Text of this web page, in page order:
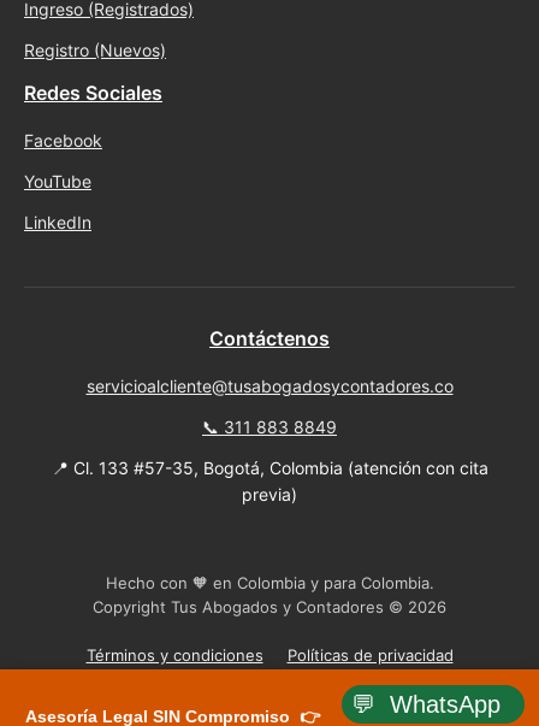
Ingreso (Registrados)
Registro (Nuevos)
Redes Sociales
Facebook
YouTube
LinkedIn
Contáctenos
servicioalcliente@tusabogadosycontadores.co
📞 311 883 8849
📍 Cl. 133 #57-35, Bogotá, Colombia (atención con cita
previa)
Hecho con 🧡 en Colombia y para Colombia.
Copyright Tus Abogados y Contadores © 2026
Términos y condiciones Políticas de privacidad
Asesoría Legal SIN Compromiso 👉 💬 WhatsApp